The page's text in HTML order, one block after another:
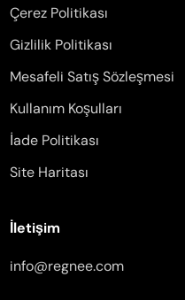
Çerez Politikası
Gizlilik Politikası
Mesafeli Satış Sözleşmesi
Kullanım Koşulları
İade Politikası
Site Haritası
İletişim
info@regnee.com